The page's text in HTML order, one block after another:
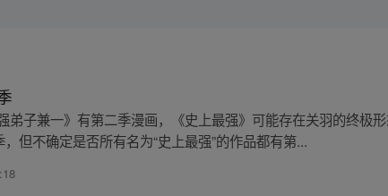
弟子兼一》有第二季漫画，《史上最强》可能存在关羽的终极
但不确定是否所有名为“史上最强”的作品都有第...